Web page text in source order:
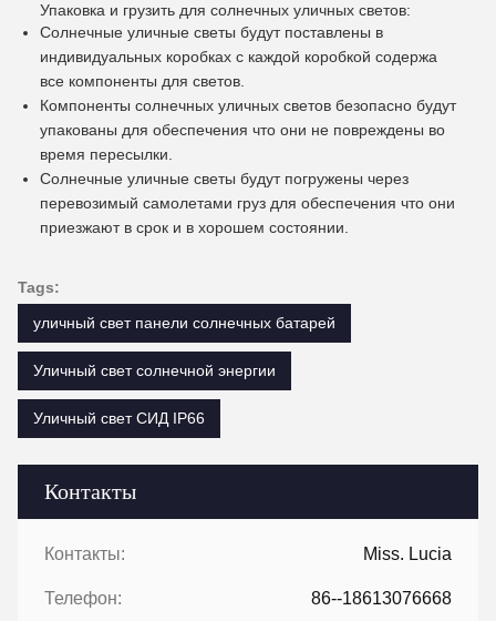
Контакты
Контакты: Miss. Lucia
Телефон: 86--18613076668
Упаковка и грузить для солнечных уличных светов:
Солнечные уличные светы будут поставлены в
индивидуальных коробках с каждой коробкой содержа
все компоненты для светов.
Компоненты солнечных уличных светов безопасно будут
упакованы для обеспечения что они не повреждены во
время пересылки.
Солнечные уличные светы будут погружены через
перевозимый самолетами груз для обеспечения что они
приезжают в срок и в хорошем состоянии.
Tags:
уличный свет панели солнечных батарей
Уличный свет солнечной энергии
Уличный свет СИД IP66